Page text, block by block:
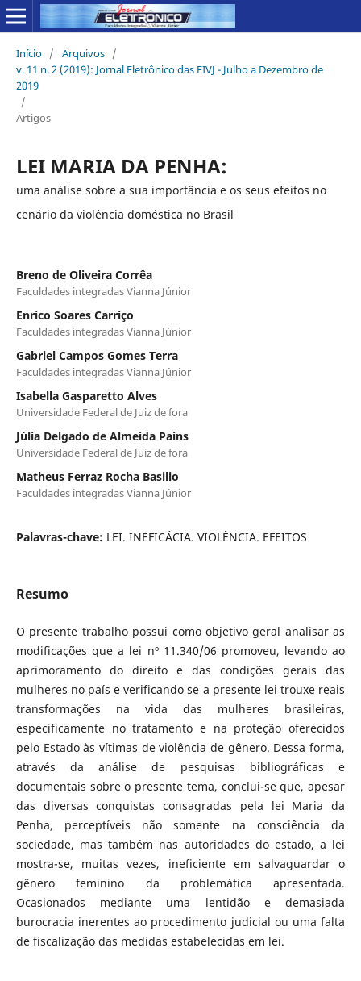
Início / Arquivos /
v. 11 n. 2 (2019): Jornal Eletrônico das FIVJ - Julho a Dezembro de
2019
/
Artigos
LEI MARIA DA PENHA:
uma análise sobre a sua importância e os seus efeitos no
cenário da violência doméstica no Brasil
Breno de Oliveira Corrêa
Faculdades integradas Vianna Júnior
Enrico Soares Carriço
Faculdades integradas Vianna Júnior
Gabriel Campos Gomes Terra
Faculdades integradas Vianna Júnior
Isabella Gasparetto Alves
Universidade Federal de Juiz de fora
Júlia Delgado de Almeida Pains
Universidade Federal de Juiz de fora
Matheus Ferraz Rocha Basilio
Faculdades integradas Vianna Júnior
Palavras-chave: LEI. INEFICÁCIA. VIOLÊNCIA. EFEITOS
Resumo
O presente trabalho possui como objetivo geral analisar as
modificações que a lei nº 11.340/06 promoveu, levando ao
aprimoramento do direito e das condições gerais das
mulheres no país e verificando se a presente lei trouxe reais
transformações na vida das mulheres brasileiras,
especificamente no tratamento e na proteção oferecidos
pelo Estado às vítimas de violência de gênero. Dessa forma,
através da análise de pesquisas bibliográficas e
documentais sobre o presente tema, conclui-se que, apesar
das diversas conquistas consagradas pela lei Maria da
Penha, perceptíveis não somente na consciência da
sociedade, mas também nas autoridades do estado, a lei
mostra-se, muitas vezes, ineficiente em salvaguardar o
gênero feminino da problemática apresentada.
Ocasionados mediante uma lentidão e demasiada
burocracia inerentes ao procedimento judicial ou uma falta
de fiscalização das medidas estabelecidas em lei.